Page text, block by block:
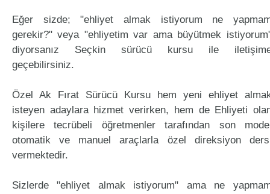
Eğer sizde; "ehliyet almak istiyorum ne
gerekir?" veya "ehliyetim var ama büyütmek
diyorsanız Seçkin sürücü kursu ile
geçebilirsiniz.
Özel Ak Fırat Sürücü Kursu hem yeni ehliyet
isteyen adaylara hizmet verirken, hem de Ehliyeti
kişilere tecrübeli öğretmenler tarafından son
otomatik ve manuel araçlarla özel direksiyon
vermektedir.
Sizlerde "ehliyet almak istiyorum" ama ne